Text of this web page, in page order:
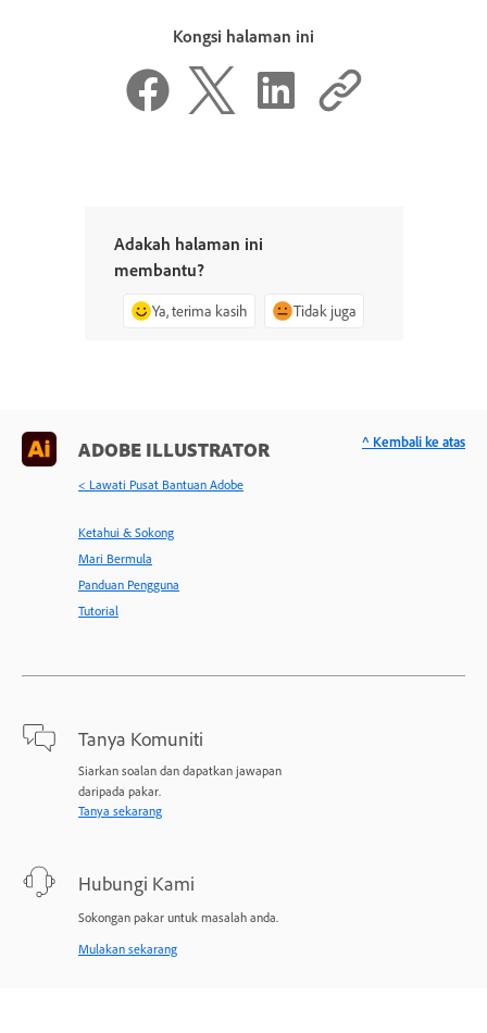
Kongsi halaman ini
Adakah halaman ini
membantu?
Ya, terima kasih Tidak juga
ADOBE ILLUSTRATOR
< Lawati Pusat Bantuan Adobe
Ketahui & Sokong
Mari Bermula
Panduan Pengguna
Tutorial
Tanya Komuniti
Siarkan soalan dan dapatkan jawapan
daripada pakar.
Tanya sekarang
Hubungi Kami
Sokongan pakar untuk masalah anda.
Mulakan sekarang
^ Kembali ke atas